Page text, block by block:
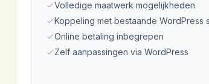
Volledige maatwerk mogelijkheden
Koppeling met bestaande WordPress
Online betaling inbegrepen
Zelf aanpassingen via WordPress